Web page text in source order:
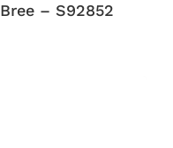
Bree – S92852